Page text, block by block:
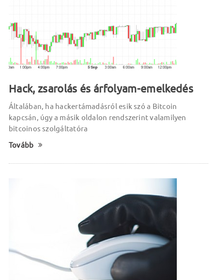
Hack, zsarolás és árfolyam-emelkedés
Általában, ha hackertámadásról esik szó a Bitcoin
kapcsán, úgy a másik oldalon rendszerint valamilyen
bitcoinos szolgáltatóra
Tovább